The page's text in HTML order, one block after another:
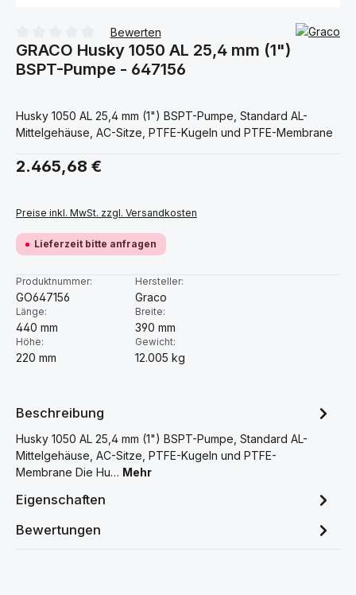
Durchschnittliche Bewertung von 0 von 5 Sternen
Bewerten
GRACO Husky 1050 AL 25,4 mm (1")
BSPT-Pumpe - 647156
Husky 1050 AL 25,4 mm (1") BSPT-Pumpe, Standard AL-
Mittelgehäuse, AC-Sitze, PTFE-Kugeln und PTFE-Membrane
Regulärer Preis:
2.465,68 €
Preise inkl. MwSt. zzgl. Versandkosten
Lieferzeit bitte anfragen
Produktnummer:
GO647156
Hersteller:
Graco
Länge:
440 mm
Breite:
390 mm
Höhe:
220 mm
Gewicht:
12.005 kg
Beschreibung
Husky 1050 AL 25,4 mm (1") BSPT-Pumpe, Standard AL-
Mittelgehäuse, AC-Sitze, PTFE-Kugeln und PTFE-
Membrane Die Hu… Mehr
Eigenschaften
Bewertungen